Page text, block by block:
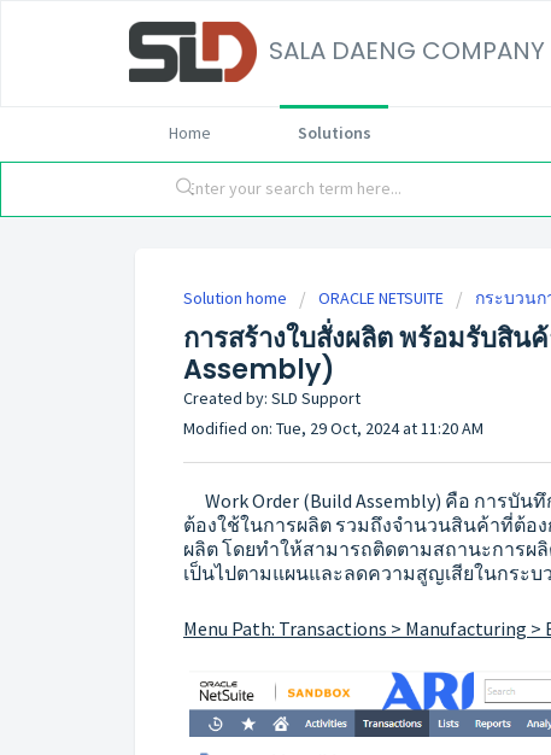
SALA DAENG COMPANY
Home Solutions
Solution home ORACLE NETSUITE กระบวนก
การสร้างใบสั่งผลิต พร้อมรับสิน
Assembly)
Created by: SLD Support
Modified on: Tue, 29 Oct, 2024 at 11:20 AM
Work Order (Build Assembly) คือ การ
ต้องใช้ในการผลิต รวมถึงจำนวนสินค้าที่ต้อ
ผลิต โดยทำให้สามารถติดตามสถานะการผ
เป็นไปตามแผนและลดความสูญเสียในกระบ
Menu Path: Transactions > Manufacturing >